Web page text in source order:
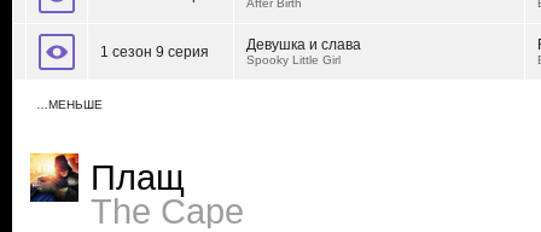
After Birth
1 сезон 9 серия Девушка и слава
Spooky Little Girl
…МЕНЬШЕ
Плащ
The Cape